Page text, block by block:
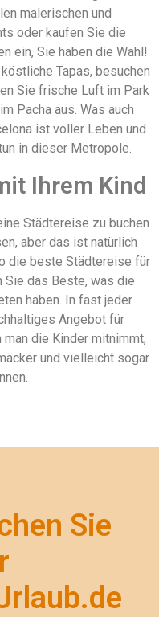
malerischen und
oder kaufen Sie die
ein, Sie haben die Wahl!
Tapas, besuchen
Sie frische Luft im Park
Pacha aus. Was auch
ist voller Leben und
in dieser Metropole.
Ihrem Kind
Städtereise zu buchen
aber das ist natürlich
die beste Städtereise für
Sie das Beste, was die
haben. In fast jeder
Angebot für
man die Kinder mitnimmt,
und vielleicht sogar
Sie